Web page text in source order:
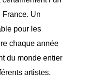
Un
pour les
chaque année
du monde entier
artistes.